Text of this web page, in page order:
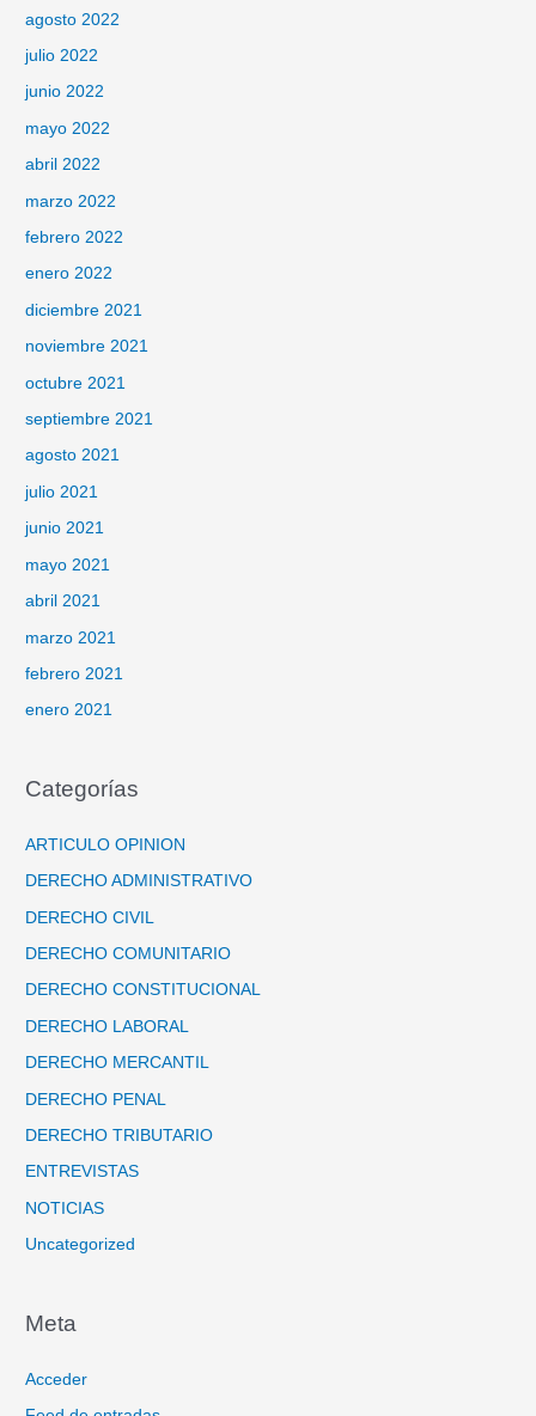
agosto 2022
julio 2022
junio 2022
mayo 2022
abril 2022
marzo 2022
febrero 2022
enero 2022
diciembre 2021
noviembre 2021
octubre 2021
septiembre 2021
agosto 2021
julio 2021
junio 2021
mayo 2021
abril 2021
marzo 2021
febrero 2021
enero 2021
Categorías
ARTICULO OPINION
DERECHO ADMINISTRATIVO
DERECHO CIVIL
DERECHO COMUNITARIO
DERECHO CONSTITUCIONAL
DERECHO LABORAL
DERECHO MERCANTIL
DERECHO PENAL
DERECHO TRIBUTARIO
ENTREVISTAS
NOTICIAS
Uncategorized
Meta
Acceder